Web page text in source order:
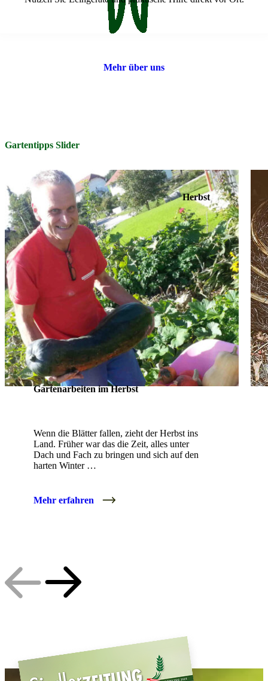
Mehr über uns
Gartentipps Slider
Herbst
Gartenarbeiten im Herbst
Wenn die Blätter fallen, zieht der Herbst ins
Land. Früher war das die Zeit, alles unter
Dach und Fach zu bringen und sich auf den
harten Winter …
Mehr erfahren